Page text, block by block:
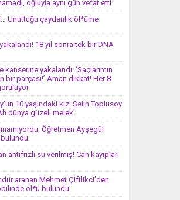
oğluyla aynı gün vefat etti
Unuttuğu çaydanlık öl*üme
18 yıl sonra tek bir DNA
yakalandı: ‘Saçlarımın
bir parçası!’ Aman dikkat! Her 8
10 yaşındaki kızı Selin Toplusoy
dünya güzeli melek’
Öğretmen Ayşegül
bulundu
antifrizli su verilmiş! Can kayıpları
aranan Mehmet Çiftlikci’den
öl*ü bulundu